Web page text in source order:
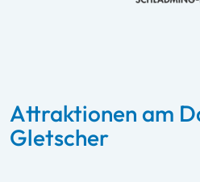
Attraktionen am
Gletscher